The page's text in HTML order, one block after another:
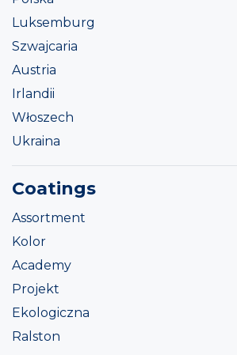
Luksemburg
Szwajcaria
Austria
Irlandii
Włoszech
Ukraina
Coatings
Assortment
Kolor
Academy
Projekt
Ekologiczna
Ralston